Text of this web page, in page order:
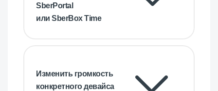
SberPortal
или SberBox Time
Изменить громкость
конкретного девайса